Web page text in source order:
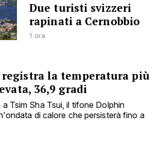
Due turisti svizzeri
rapinati a Cernobbio
1 ora
registra la temperatura più
36,9 gradi
Tsim Sha Tsui, il tifone Dolphin
di calore che persisterà fino a